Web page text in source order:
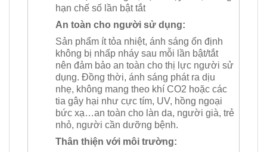
hạn chế số lần bật tắt
An toàn cho người sử dụng:
Sản phẩm ít tỏa nhiệt, ánh sáng ổn định
không bị nhấp nháy sau mỗi lần bật/tắt
nên đảm bảo an toàn cho thị lực người sử
dụng. Đồng thời, ánh sáng phát ra dịu
nhẹ, không mang theo khí CO2 hoặc các
tia gây hại như cực tím, UV, hồng ngoại
bức xạ…an toàn cho làn da, người già, trẻ
nhỏ, người cần dưỡng bệnh.
Thân thiện với môi trường: